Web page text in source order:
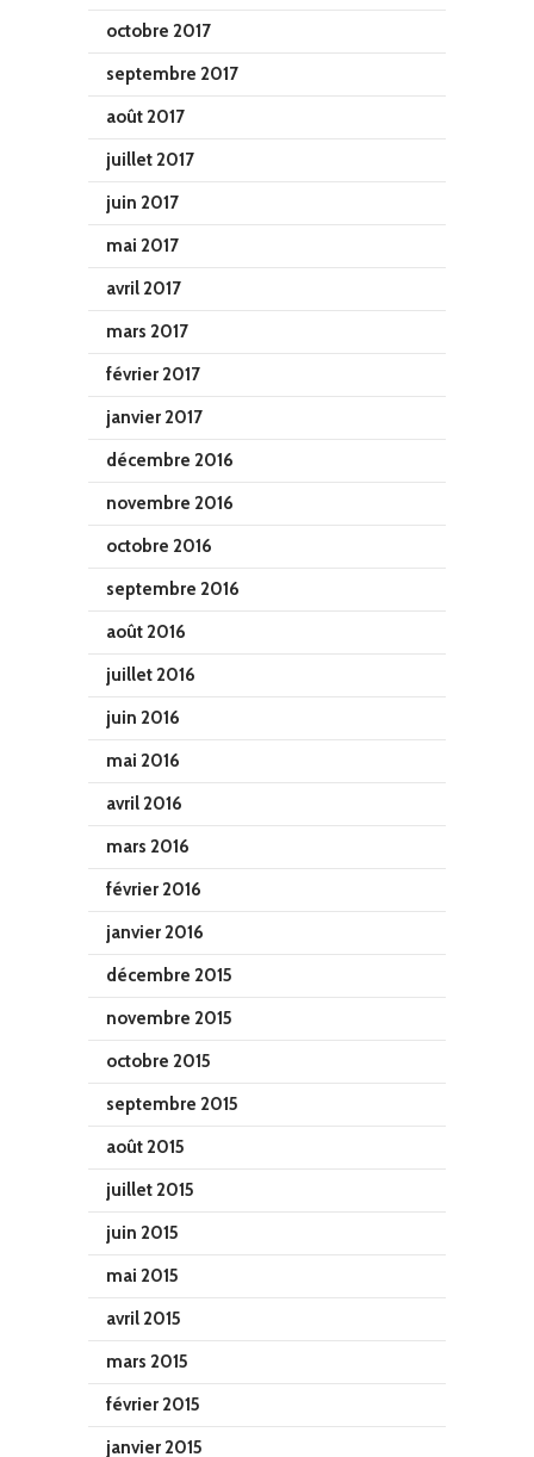
octobre 2017
septembre 2017
août 2017
juillet 2017
juin 2017
mai 2017
avril 2017
mars 2017
février 2017
janvier 2017
décembre 2016
novembre 2016
octobre 2016
septembre 2016
août 2016
juillet 2016
juin 2016
mai 2016
avril 2016
mars 2016
février 2016
janvier 2016
décembre 2015
novembre 2015
octobre 2015
septembre 2015
août 2015
juillet 2015
juin 2015
mai 2015
avril 2015
mars 2015
février 2015
janvier 2015